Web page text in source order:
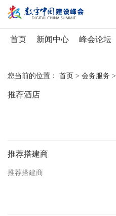
首页 新闻中心 峰会论坛
您当前的位置： 首页 > 会务服务 >
推荐酒店
推荐搭建商
推荐搭建商